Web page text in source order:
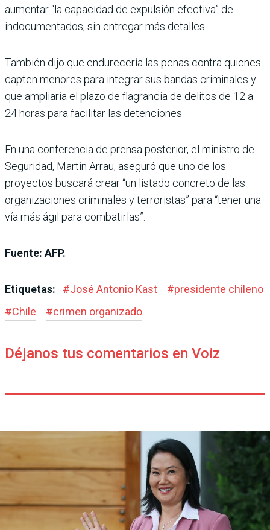
aumentar “la capacidad de expulsión efectiva” de
indocumentados, sin entregar más detalles.
También dijo que endurecería las penas contra quienes
capten menores para integrar sus bandas criminales y
que ampliaría el plazo de flagrancia de delitos de 12 a
24 horas para facilitar las detenciones.
En una conferencia de prensa posterior, el ministro de
Seguridad, Martín Arrau, aseguró que uno de los
proyectos buscará crear “un listado concreto de las
organizaciones criminales y terroristas” para “tener una
vía más ágil para combatirlas”.
Fuente: AFP.
Etiquetas: #José Antonio Kast #presidente chileno
#Chile #crimen organizado
Déjanos tus comentarios en Voiz